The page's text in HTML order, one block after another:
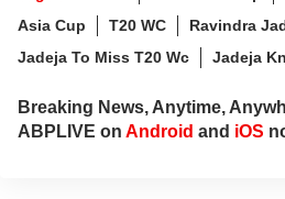
Asia Cup
T20 WC
Ravindra
Jadeja To Miss T20 Wc
Jadeja
Breaking News, Anytime,
ABPLIVE on Android and iOS